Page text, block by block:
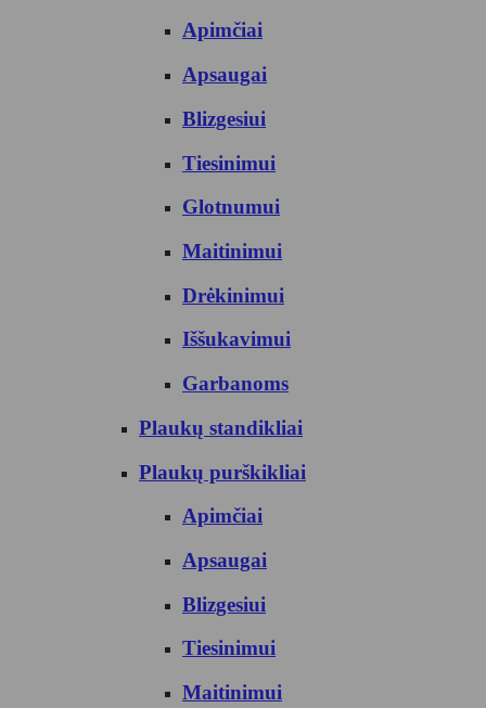
Apimčiai
Apsaugai
Blizgesiui
Tiesinimui
Glotnumui
Maitinimui
Drėkinimui
Iššukavimui
Garbanoms
Plaukų standikliai
Plaukų purškikliai
Apimčiai
Apsaugai
Blizgesiui
Tiesinimui
Maitinimui